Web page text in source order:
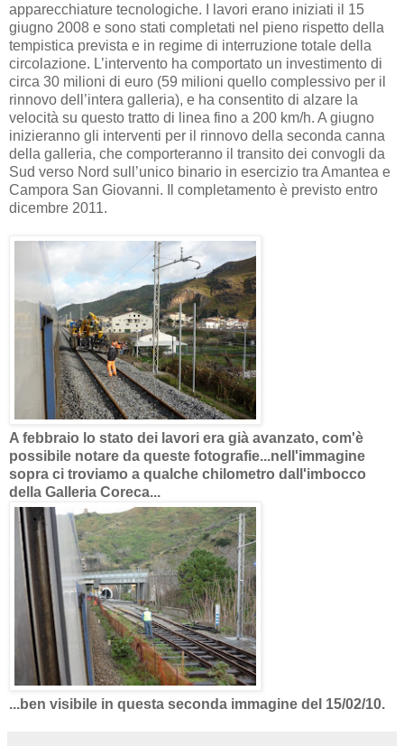
apparecchiature tecnologiche. I lavori erano iniziati il 15
giugno 2008 e sono stati completati nel pieno rispetto della
tempistica prevista e in regime di interruzione totale della
circolazione. L’intervento ha comportato un investimento di
circa 30 milioni di euro (59 milioni quello complessivo per il
rinnovo dell’intera galleria), e ha consentito di alzare la
velocità su questo tratto di linea fino a 200 km/h. A giugno
inizieranno gli interventi per il rinnovo della seconda canna
della galleria, che comporteranno il transito dei convogli da
Sud verso Nord sull’unico binario in esercizio tra Amantea e
Campora San Giovanni. Il completamento è previsto entro
dicembre 2011.
A febbraio lo stato dei lavori era già avanzato, com'è
possibile notare da queste fotografie...nell'immagine
sopra ci troviamo a qualche chilometro dall'imbocco
della Galleria Coreca...
...ben visibile in questa seconda immagine del 15/02/10.